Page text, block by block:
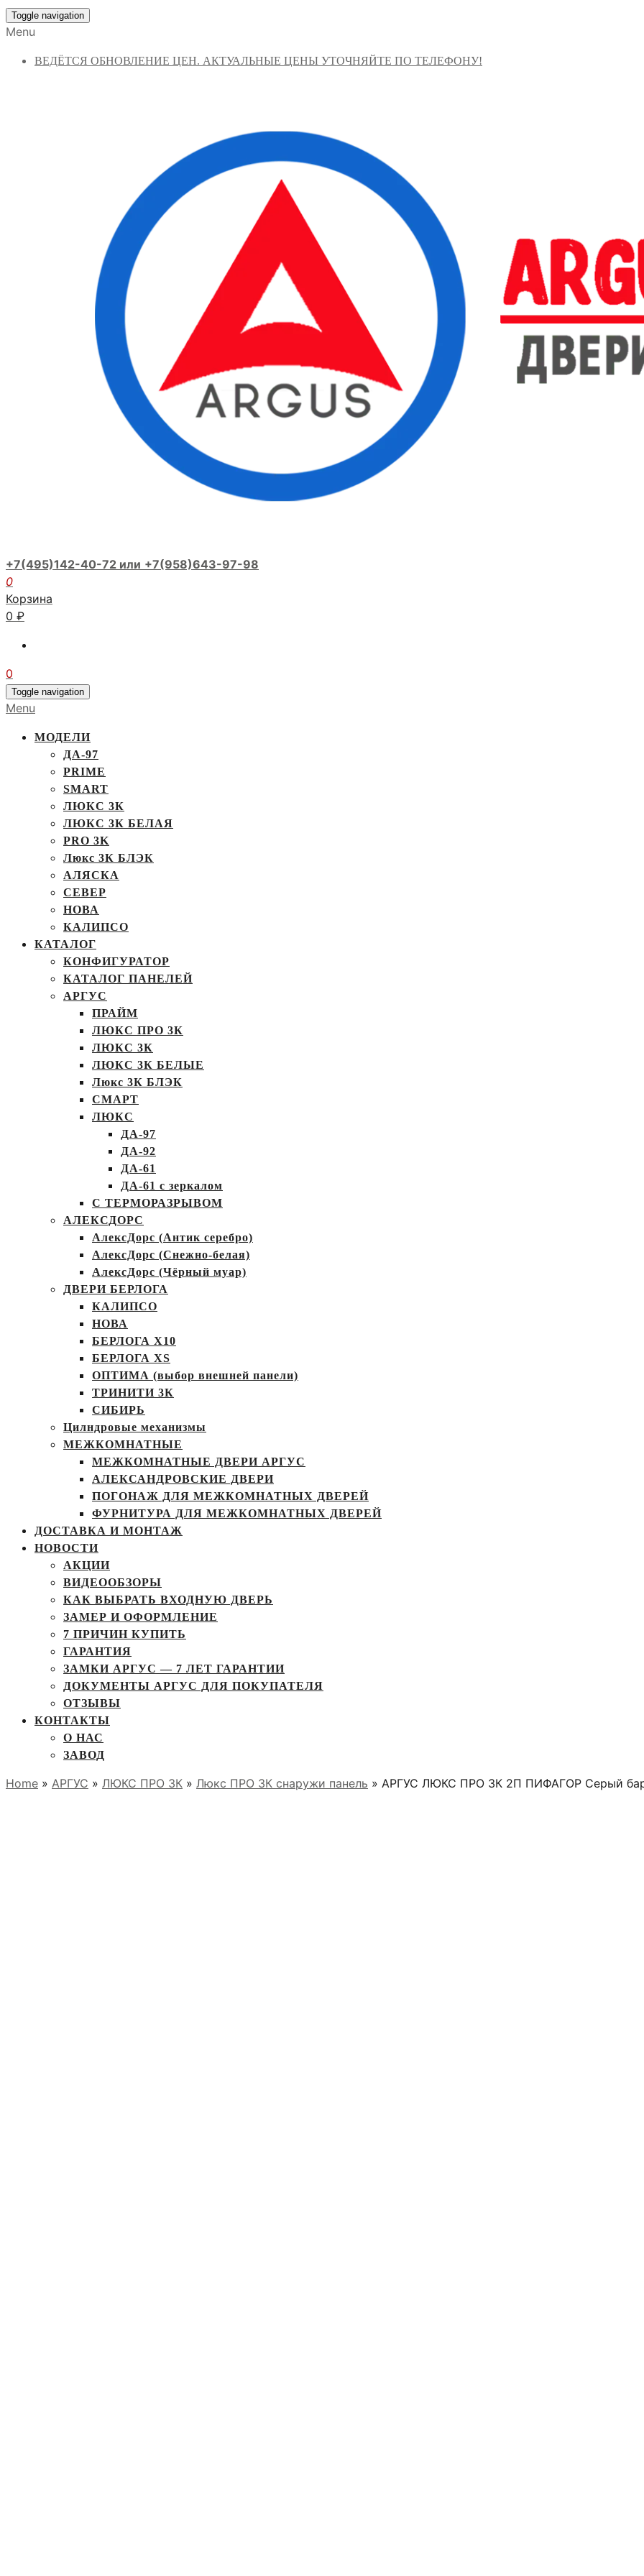
Toggle navigation
Menu
ВЕДЁТСЯ ОБНОВЛЕНИЕ ЦЕН. АКТУАЛЬНЫЕ ЦЕНЫ УТОЧНЯЙТЕ ПО ТЕЛЕФОНУ!
+7(495)142-40-72 или +7(958)643-97-98
0
Корзина
0 ₽
0
Toggle navigation
Menu
МОДЕЛИ
ДА-97
PRIME
SMART
ЛЮКС 3К
ЛЮКС 3К БЕЛАЯ
PRO 3K
Люкс 3К БЛЭК
АЛЯСКА
СЕВЕР
НОВА
КАЛИПСО
КАТАЛОГ
КОНФИГУРАТОР
КАТАЛОГ ПАНЕЛЕЙ
АРГУС
ПРАЙМ
ЛЮКС ПРО 3К
ЛЮКС 3К
ЛЮКС 3К БЕЛЫЕ
Люкс 3К БЛЭК
СМАРТ
ЛЮКС
ДА-97
ДА-92
ДА-61
ДА-61 с зеркалом
С ТЕРМОРАЗРЫВОМ
АЛЕКСДОРС
АлексДорс (Антик серебро)
АлексДорс (Снежно-белая)
АлексДорс (Чёрный муар)
ДВЕРИ БЕРЛОГА
КАЛИПСО
НОВА
БЕРЛОГА Х10
БЕРЛОГА XS
ОПТИМА (выбор внешней панели)
ТРИНИТИ 3К
СИБИРЬ
Цилндровые механизмы
МЕЖКОМНАТНЫЕ
МЕЖКОМНАТНЫЕ ДВЕРИ АРГУС
АЛЕКСАНДРОВСКИЕ ДВЕРИ
ПОГОНАЖ ДЛЯ МЕЖКОМНАТНЫХ ДВЕРЕЙ
ФУРНИТУРА ДЛЯ МЕЖКОМНАТНЫХ ДВЕРЕЙ
ДОСТАВКА И МОНТАЖ
НОВОСТИ
АКЦИИ
ВИДЕООБЗОРЫ
КАК ВЫБРАТЬ ВХОДНУЮ ДВЕРЬ
ЗАМЕР И ОФОРМЛЕНИЕ
7 ПРИЧИН КУПИТЬ
ГАРАНТИЯ
ЗАМКИ АРГУС — 7 ЛЕТ ГАРАНТИИ
ДОКУМЕНТЫ АРГУС ДЛЯ ПОКУПАТЕЛЯ
ОТЗЫВЫ
КОНТАКТЫ
О НАС
ЗАВОД
Home » АРГУС » ЛЮКС ПРО 3К » Люкс ПРО 3К снаружи панель » АРГУС ЛЮКС ПРО 3К 2П ПИФАГОР Серый